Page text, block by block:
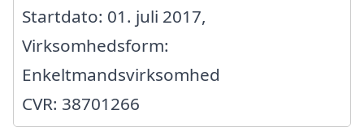
Startdato: 01. juli 2017,
Virksomhedsform:
Enkeltmandsvirksomhed
CVR: 38701266